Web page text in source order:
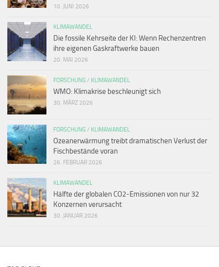
10. JUNI 2026
KLIMAWANDEL
Die fossile Kehrseite der KI: Wenn Rechenzentren
ihre eigenen Gaskraftwerke bauen
20. MAI 2026
FORSCHUNG / KLIMAWANDEL
WMO: Klimakrise beschleunigt sich
30. MÄRZ 2026
FORSCHUNG / KLIMAWANDEL
Ozeanerwärmung treibt dramatischen Verlust der
Fischbestände voran
26. FEBRUAR 2026
KLIMAWANDEL
Hälfte der globalen CO2-Emissionen von nur 32
Konzernen verursacht
30. JANUAR 2026